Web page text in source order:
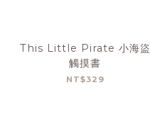
This Little Pirate 小海盜
觸摸書
NT$329